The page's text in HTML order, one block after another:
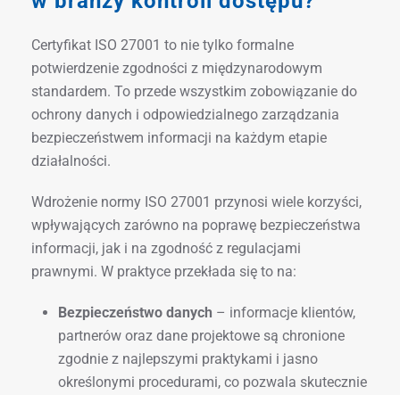
Certyfikat ISO 27001 to nie tylko formalne
potwierdzenie zgodności z międzynarodowym
standardem. To przede wszystkim zobowiązanie do
ochrony danych i odpowiedzialnego zarządzania
bezpieczeństwem informacji na każdym etapie
działalności.
Wdrożenie normy ISO 27001 przynosi wiele korzyści,
wpływających zarówno na poprawę bezpieczeństwa
informacji, jak i na zgodność z regulacjami
prawnymi. W praktyce przekłada się to na:
Bezpieczeństwo danych – informacje klientów,
partnerów oraz dane projektowe są chronione
zgodnie z najlepszymi praktykami i jasno
określonymi procedurami, co pozwala skutecznie